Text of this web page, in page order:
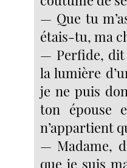
— Que tu
étais-tu, ma
— Perfide, dit
la lumière
je ne puis
ton épouse
n’appartient
— Madame,
que je suis